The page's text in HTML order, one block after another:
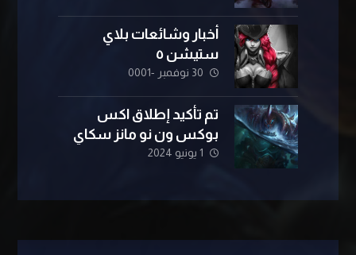
أخبار وشائعات بلاي
ستيشن ٥
30 نوفمبر -0001
تم تأكيد إطلاق اكس
بوكس ​​ون نو مانز سكاي
1 يونيو 2024